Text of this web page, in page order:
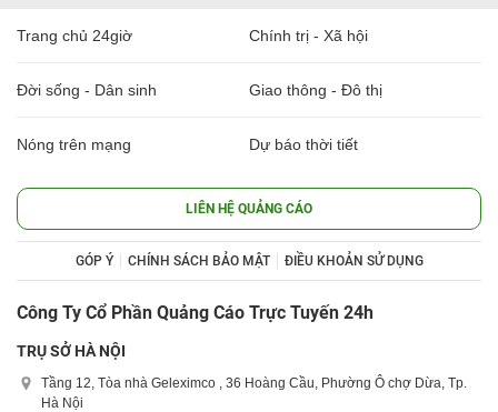
Trang chủ 24giờ Chính trị - Xã hội
Đời sống - Dân sinh Giao thông - Đô thị
Nóng trên mạng Dự báo thời tiết
LIÊN HỆ QUẢNG CÁO
GÓP Ý CHÍNH SÁCH BẢO MẬT ĐIỀU KHOẢN SỬ DỤNG
Công Ty Cổ Phần Quảng Cáo Trực Tuyến 24h
TRỤ SỞ HÀ NỘI
Tầng 12, Tòa nhà Geleximco , 36 Hoàng Cầu, Phường Ô chợ Dừa, Tp.
Hà Nội